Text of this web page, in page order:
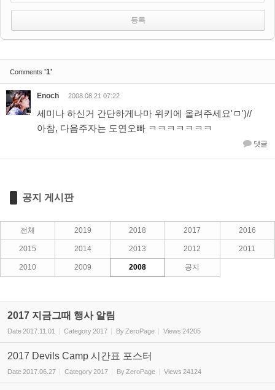
Comments '1'
Enoch 2008.08.21 07:22
세미나 하신거 간단하게나마 위키에 올려주세요'ㅁ')//
아참, 다음주자는 도연오빠 ㅋㅋㅋㅋㅋㅋㅋ
댓글
공지 게시판
전체 2019 2018 2017 2016
2015 2014 2013 2012 2011
2010 2009 2008 공지
2017 지금그때 행사 알림
Date2017.11.01 Category2017 By ZeroPage Views 24205
2017 Devils Camp 시간표 포스터
Date2017.06.27 Category2017 By ZeroPage Views 24124